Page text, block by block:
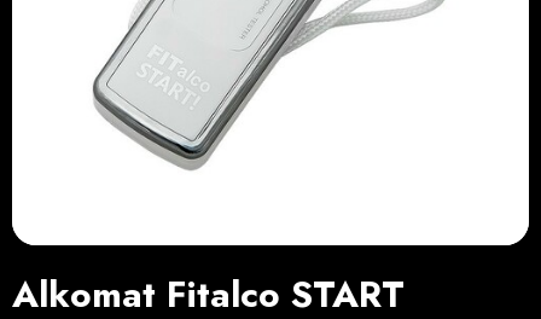
Alkomat Fitalco START